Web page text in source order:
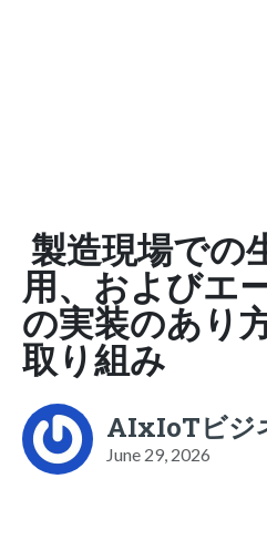
製造現場での
用、およびエ
の実装のあり
取り組み
AIxIoTビジ
June 29, 2026